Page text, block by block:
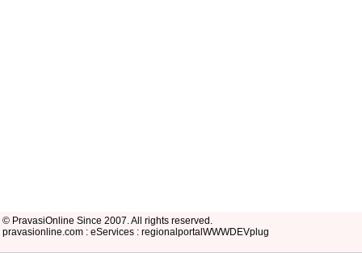
© PravasiOnline Since 2007. All rights reserved.
pravasionline.com : eServices : regionalportalWWWDEVplug